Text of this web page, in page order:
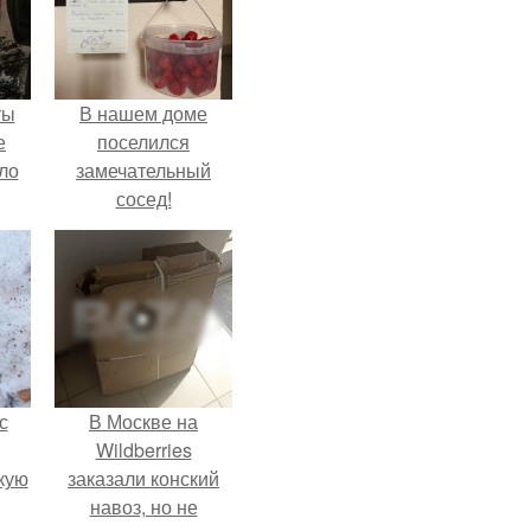
В нашем доме
поселился
замечательный
сосед!
В Москве на
Wildberries
заказали конский
навоз, но не